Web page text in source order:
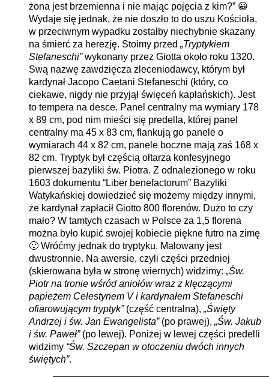
żona jest brzemienna i nie mając pojęcia z kim?” 😀
Wydaje się jednak, że nie doszło to do uszu Kościoła,
w przeciwnym wypadku zostałby niechybnie skazany
na śmierć za herezję. Stoimy przed „Tryptykiem
Stefaneschi”wykonany przez Giotta około roku 1320.
Swą nazwę zawdzięcza zleceniodawcy, którym był
kardynał Jacopo Caetani Stefaneschi (który, co
ciekawe, nigdy nie przyjął święceń kapłańskich). Jest
to tempera na desce. Panel centralny ma wymiary 178
x 89 cm, pod nim mieści się predella, której panel
centralny ma 45 x 83 cm, flankują go panele o
wymiarach 44 x 82 cm, panele boczne mają zaś 168 x
82 cm. Tryptyk był częścią ołtarza konfesyjnego
pierwszej bazyliki św. Piotra. Z odnalezionego w roku
1603 dokumentu “Liber benefactorum” Bazyliki
Watykańskiej dowiedzieć się możemy między innymi,
że kardynał zapłacił Giotto 800 florenów. Dużo to czy
mało? W tamtych czasach w Polsce za 1,5 florena
można było kupić swojej kobiecie piękne futro na zimę
🙂 Wróćmy jednak do tryptyku. Malowany jest
dwustronnie. Na awersie, czyli części przedniej
(skierowana była w stronę wiernych) widzimy: „Św.
Piotr na tronie wśród aniołów wraz z klęczącymi
papieżem Celestynem V i kardynałem Stefaneschi
ofiarowującym tryptyk”(część centralna), „Święty
Andrzej i św. Jan Ewangelista”(po prawej), „Św. Jakub
i św. Paweł”(po lewej). Poniżej w lewej części predelli
widzimy “Św. Szczepan w otoczeniu dwóch innych
świętych”.